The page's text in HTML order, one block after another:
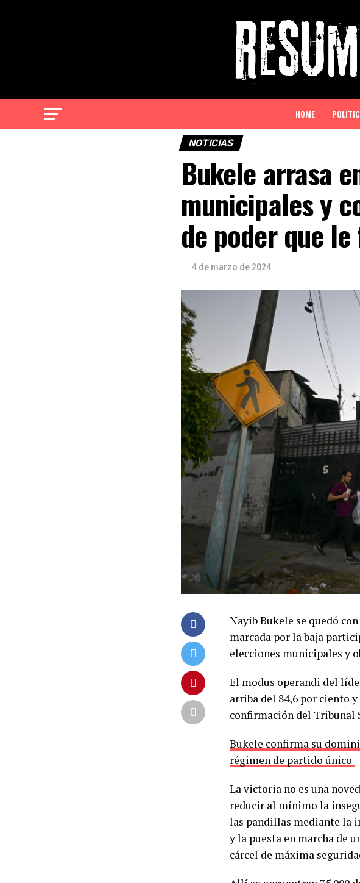
HOME
NOTICIAS
Bukele arrasa
municipales y
de poder que
4 de marzo de 2024
Nayib Bukele se quedó
marcada por la baja
elecciones municipales y
El modus operandi del
arriba del 84,6 por ciento
confirmación del Tribunal
Bukele confirma su
régimen de partido único
La victoria no es una
reducir al mínimo la
las pandillas mediante la
y la puesta en marcha de
cárcel de máxima